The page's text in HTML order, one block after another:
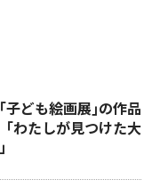
ども絵画展｣の作品
わたしが見つけた大